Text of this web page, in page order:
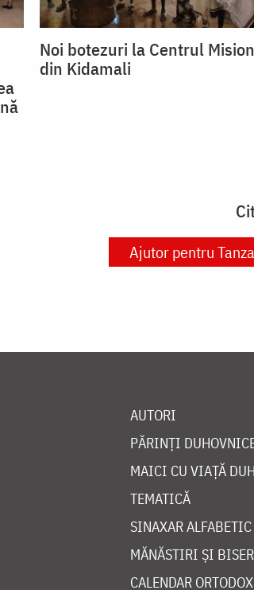
Noi botezuri la Centrul
din Kidamali
Ajutor pentru
AUTORI
PĂRINȚI
MAICI CU VIAȚĂ
TEMATICĂ
SINAXAR ALFABETIC
MĂNĂSTIRI ȘI
CALENDAR ORTODOX